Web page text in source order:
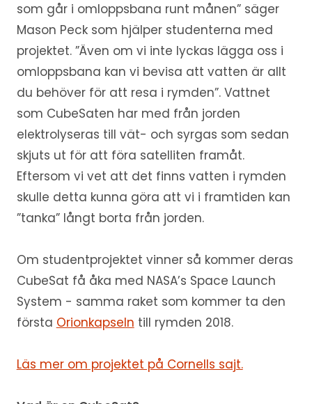
som går i omloppsbana runt månen” säger
Mason Peck som hjälper studenterna med
projektet. ”Även om vi inte lyckas lägga oss i
omloppsbana kan vi bevisa att vatten är allt
du behöver för att resa i rymden”. Vattnet
som CubeSaten har med från jorden
elektrolyseras till vät- och syrgas som sedan
skjuts ut för att föra satelliten framåt.
Eftersom vi vet att det finns vatten i rymden
skulle detta kunna göra att vi i framtiden kan
”tanka” långt borta från jorden.
Om studentprojektet vinner så kommer deras
CubeSat få åka med NASA’s Space Launch
System - samma raket som kommer ta den
första Orionkapseln till rymden 2018.
Läs mer om projektet på Cornells sajt.